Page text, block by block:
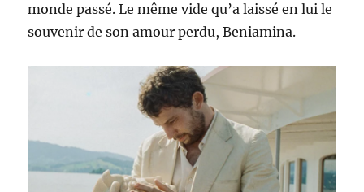
monde passé. Le même vide qu’a laissé en lui le
souvenir de son amour perdu, Beniamina.